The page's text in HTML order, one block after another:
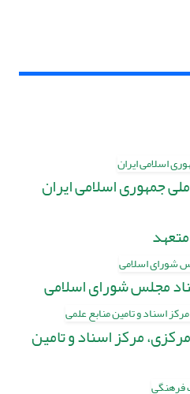
جمهوری اسلامی ایران
مجلس شورای اسلامی
مرکز اسناد و تامین